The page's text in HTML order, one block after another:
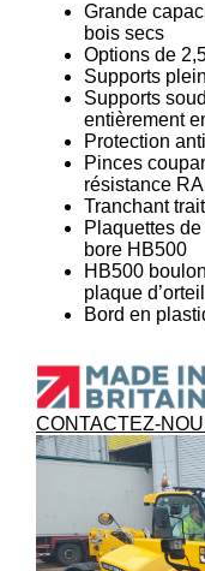
Grande
bois secs
Options de
Supports
Supports
entièrement
Protection
Pinces
résistance
Tranchant
Plaquettes
bore HB500
HB500
plaque
Bord en
CONTACTEZ-